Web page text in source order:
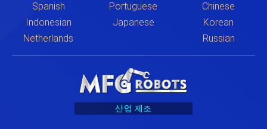
Spanish
Portuguese
Chinese
Indonesian
Japanese
Korean
Netherlands
Russian
산업 제조